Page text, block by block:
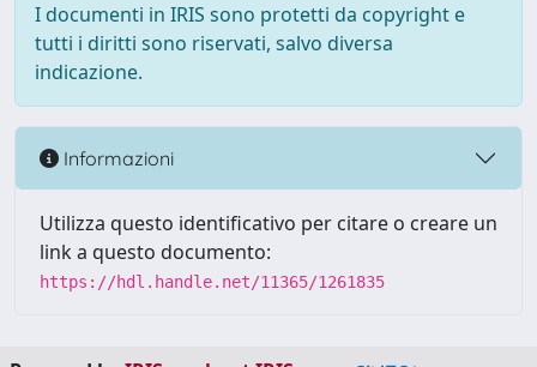
I documenti in IRIS sono protetti da copyright e
tutti i diritti sono riservati, salvo diversa
indicazione.
Informazioni
Utilizza questo identificativo per citare o creare un
link a questo documento:
https://hdl.handle.net/11365/1261835